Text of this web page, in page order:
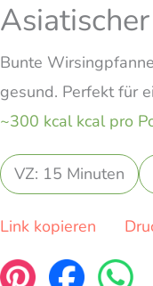
Bunte
gesund. Perfekt für
~300 kcal kcal pro
VZ: 15 Minuten
Link kopieren